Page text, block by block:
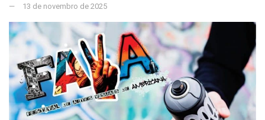
13 de novembro de 2025